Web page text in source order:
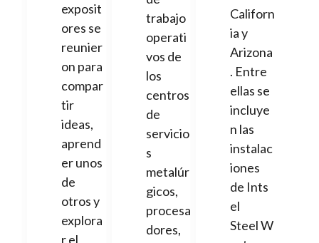
exposit
ores se
reunier
on para
compar
tir
ideas,
aprend
er unos
de
otros y
explora
r el
trabajo
operati
vos de
los
centros
de
servicio
s
metalúr
gicos,
procesa
dores,
Californ
ia y
Arizona
. Entre
ellas se
incluye
n las
instalac
iones
de Ints
el
Steel W